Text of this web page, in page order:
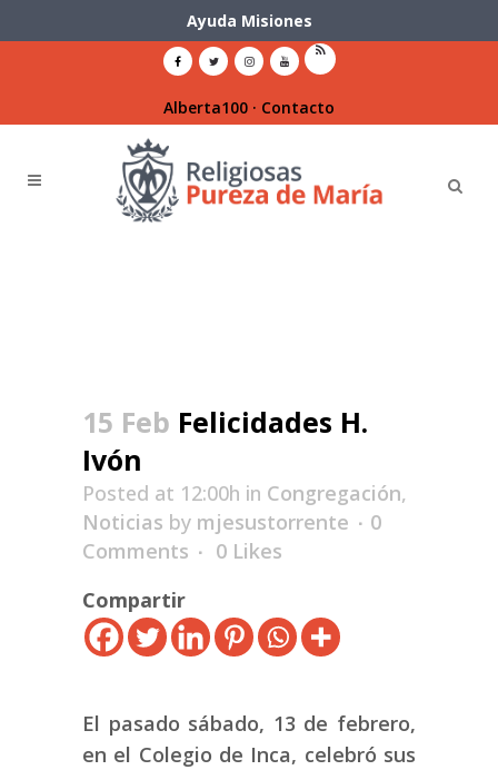
Ayuda Misiones
Alberta100 · Contacto
15 Feb Felicidades H.
Ivón
Posted at 12:00h in Congregación,
Noticias by mjesustorrente
0
Comments
0 Likes
Compartir
El pasado sábado, 13 de febrero,
en el Colegio de Inca, celebró sus